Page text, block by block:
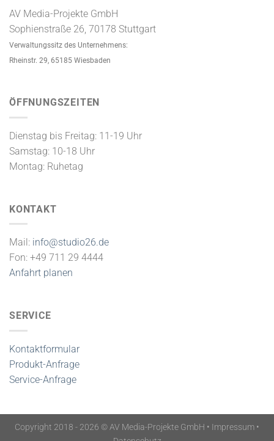
AV Media-Projekte GmbH
Sophienstraße 26, 70178 Stuttgart
Verwaltungssitz des Unternehmens:
Rheinstr. 29, 65185 Wiesbaden
ÖFFNUNGSZEITEN
Dienstag bis Freitag: 11-19 Uhr
Samstag: 10-18 Uhr
Montag: Ruhetag
KONTAKT
Mail: info@studio26.de
Fon: +49 711 29 4444
Anfahrt planen
SERVICE
Kontaktformular
Produkt-Anfrage
Service-Anfrage
Copyright 2018 - 2026 © AV Media-Projekte GmbH • Impressum •